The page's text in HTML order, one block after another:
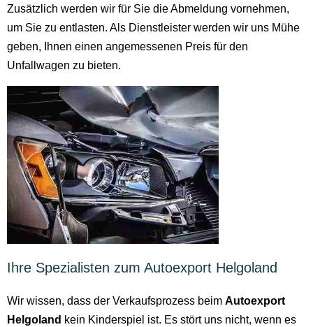
Zusätzlich werden wir für Sie die Abmeldung vornehmen,
um Sie zu entlasten. Als Dienstleister werden wir uns Mühe
geben, Ihnen einen angemessenen Preis für den
Unfallwagen zu bieten.
Ihre Spezialisten zum Autoexport Helgoland
Wir wissen, dass der Verkaufsprozess beim Autoexport
Helgoland kein Kinderspiel ist. Es stört uns nicht, wenn es